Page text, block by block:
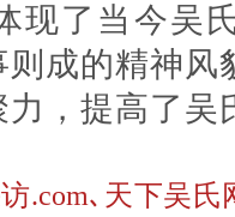
现了当今吴
成的精神风
，提高了吴
.com､天下吴